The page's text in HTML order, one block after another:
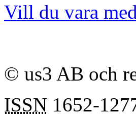
Vill du vara
© us3 AB och
ISSN 1652-